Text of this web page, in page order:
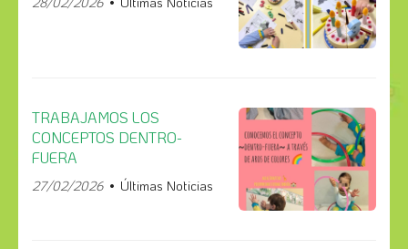
TRABAJAMOS LOS
CONCEPTOS DENTRO-
FUERA
27/02/2026 Últimas Noticias